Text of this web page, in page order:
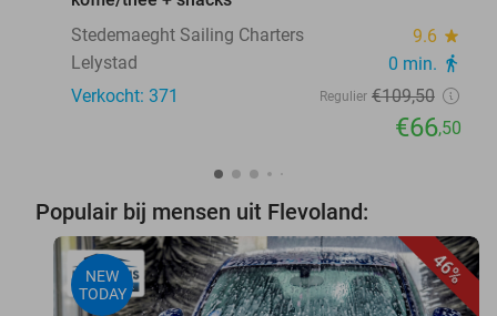
Stedemaeght Sailing Charters
9.6 star
Lelystad 0 min. directions_walk
Verkocht: 371 Regulier €109,50
€66,50
Populair bij mensen uit Flevoland:
46%
NEW
TODAY